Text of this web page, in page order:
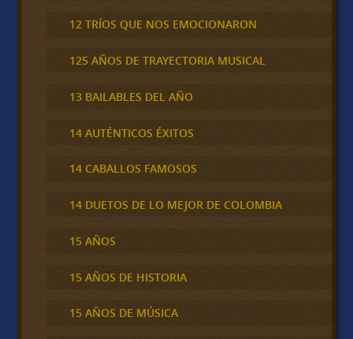
12 TRÍOS QUE NOS EMOCIONARON
125 AÑOS DE TRAYECTORIA MUSICAL
13 BAILABLES DEL AÑO
14 AUTÉNTICOS ÉXITOS
14 CABALLOS FAMOSOS
14 DUETOS DE LO MEJOR DE COLOMBIA
15 AÑOS
15 AÑOS DE HISTORIA
15 AÑOS DE MÚSICA